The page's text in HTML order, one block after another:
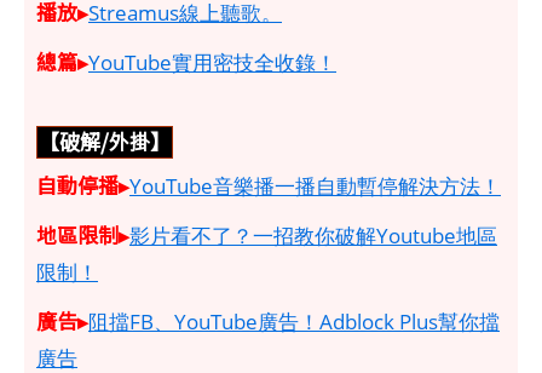
播放▸Streamus線上聽歌。
總篇▸YouTube實用密技全收錄！
【破解/外掛】
自動停播▸YouTube音樂播一播自動暫停解決方法！
地區限制▸影片看不了？一招教你破解Youtube地區
限制！
廣告▸阻擋FB、YouTube廣告！Adblock Plus幫你擋
廣告